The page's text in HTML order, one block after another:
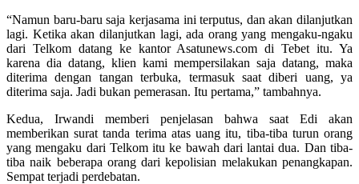
“Namun baru-baru saja kerjasama ini terputus, dan akan dilanjutkan
lagi. Ketika akan dilanjutkan lagi, ada orang yang mengaku-ngaku
dari Telkom datang ke kantor Asatunews.com di Tebet itu. Ya
karena dia datang, klien kami mempersilakan saja datang, maka
diterima dengan tangan terbuka, termasuk saat diberi uang, ya
diterima saja. Jadi bukan pemerasan. Itu pertama,” tambahnya.
Kedua, Irwandi memberi penjelasan bahwa saat Edi akan
memberikan surat tanda terima atas uang itu, tiba-tiba turun orang
yang mengaku dari Telkom itu ke bawah dari lantai dua. Dan tiba-
tiba naik beberapa orang dari kepolisian melakukan penangkapan.
Sempat terjadi perdebatan.